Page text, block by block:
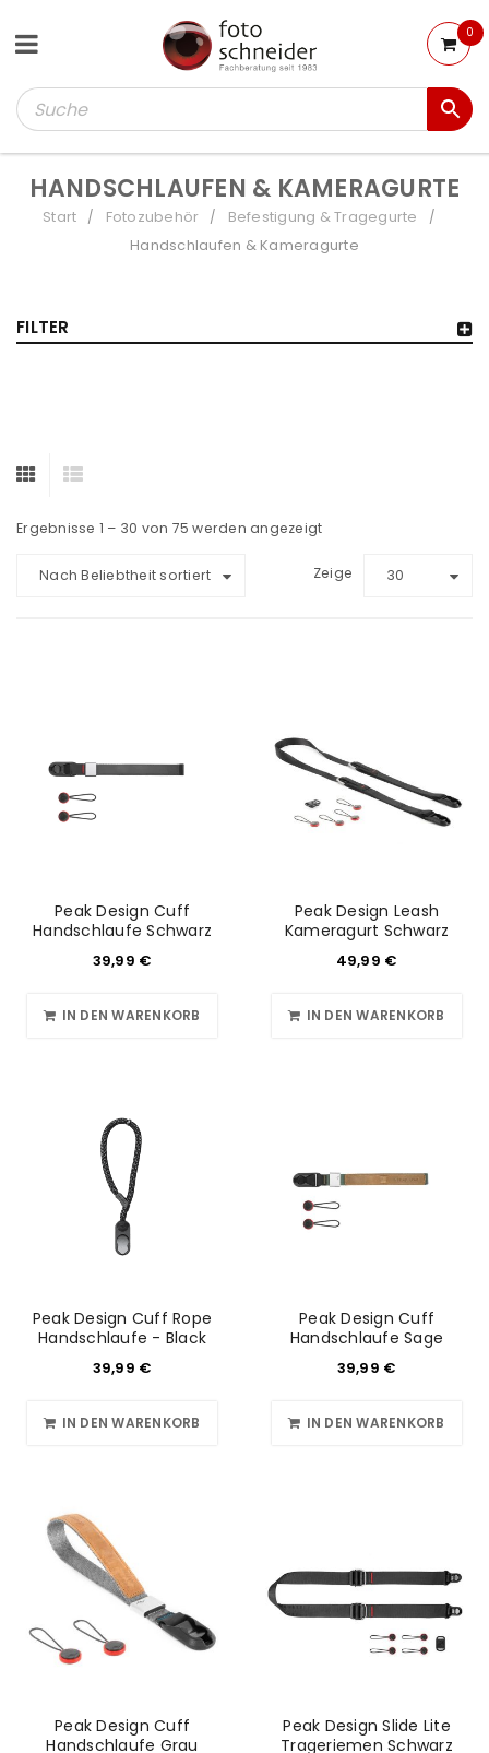
0
HANDSCHLAUFEN & KAMERAGURTE
Start / Fotozubehör / Befestigung & Tragegurte /
Handschlaufen & Kameragurte
FILTER
Ergebnisse 1 – 30 von 75 werden angezeigt
Nach Beliebtheit sortiert Zeige 30
Peak Design Cuff
Handschlaufe Schwarz
39,99 €
IN DEN WARENKORB
Peak Design Leash
Kameragurt Schwarz
49,99 €
IN DEN WARENKORB
Peak Design Cuff Rope
Handschlaufe - Black
39,99 €
IN DEN WARENKORB
Peak Design Cuff
Handschlaufe Sage
39,99 €
IN DEN WARENKORB
Peak Design Cuff
Handschlaufe Grau
Peak Design Slide Lite
Trageriemen Schwarz